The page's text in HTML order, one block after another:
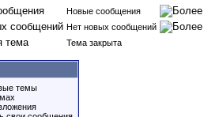
Новые сообщения
Нет новых сообщений
Тема закрыта
темы